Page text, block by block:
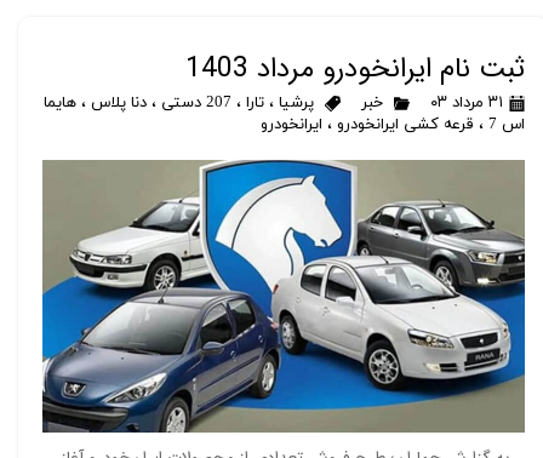
ثبت نام ایرانخودرو مرداد 1403
۳۱ مرداد ۰۳ خبر پرشیا ، تارا ، 207 دستی ، دنا پلاس ، هایما
اس 7
، قرعه کشی ایرانخودرو ، ایرانخودرو